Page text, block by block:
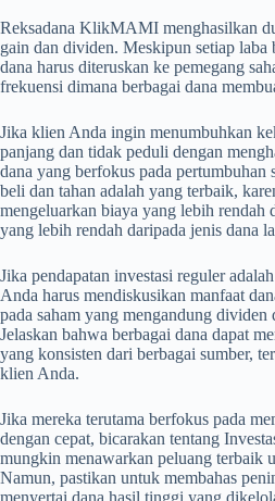
Reksadana KlikMAMI menghasilkan
gain dan dividen. Meskipun setiap laba
dana harus diteruskan ke pemegang
frekuensi dimana berbagai dana
Jika klien Anda ingin menumbuhkan
panjang dan tidak peduli dengan
dana yang berfokus pada pertumbuhan
beli dan tahan adalah yang terbaik,
mengeluarkan biaya yang lebih rendah
yang lebih rendah daripada jenis dana
Jika pendapatan investasi reguler
Anda harus mendiskusikan manfaat
pada saham yang mengandung dividen
Jelaskan bahwa berbagai dana dapat
yang konsisten dari berbagai sumber,
klien Anda.
Jika mereka terutama berfokus pada
dengan cepat, bicarakan tentang
mungkin menawarkan peluang terbaik
Namun, pastikan untuk membahas
menyertai dana hasil tinggi yang